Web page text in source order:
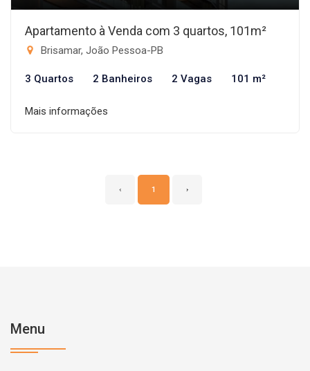
Apartamento à Venda com 3 quartos, 101m²
Brisamar, João Pessoa-PB
3 Quartos 2 Banheiros 2 Vagas 101 m²
Mais informações
‹ 1 ›
Menu